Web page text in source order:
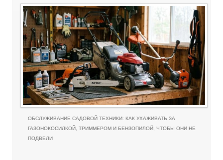
ОБСЛУЖИВАНИЕ САДОВОЙ ТЕХНИКИ: КАК УХАЖИВАТЬ ЗА
ГАЗОНОКОСИЛКОЙ, ТРИММЕРОМ И БЕНЗОПИЛОЙ, ЧТОБЫ ОНИ НЕ
ПОДВЕЛИ